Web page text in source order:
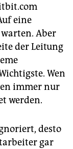
eine
Aber
der Leitung
Wen
immer nur
werden.
desto
gar